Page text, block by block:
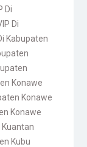
Di
Di
Kabupaten
Konawe
Konawe
Konawe
Kuantan
Kubu